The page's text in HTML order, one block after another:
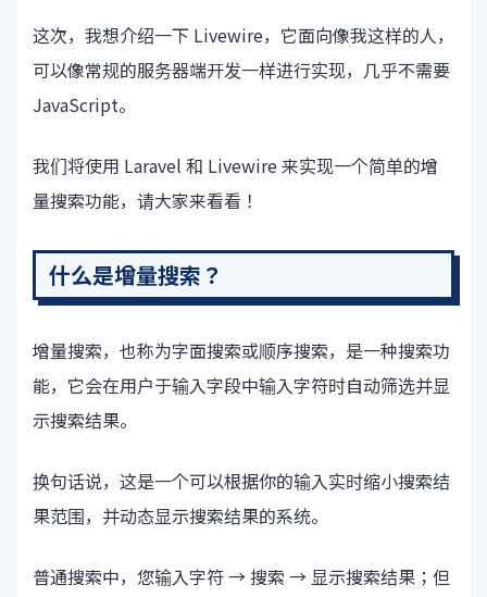
这次，我想介绍一下 Livewire，它面向像我这样的人，
可以像常规的服务器端开发一样进行实现，几乎不需要
JavaScript。
我们将使用 Laravel 和 Livewire 来实现一个简单的增
量搜索功能，请大家来看看！
什么是增量搜索？
增量搜索，也称为字面搜索或顺序搜索，是一种搜索功
能，它会在用户于输入字段中输入字符时自动筛选并显
示搜索结果。
换句话说，这是一个可以根据你的输入实时缩小搜索结
果范围，并动态显示搜索结果的系统。
普通搜索中，您输入字符 → 搜索 → 显示搜索结果；但